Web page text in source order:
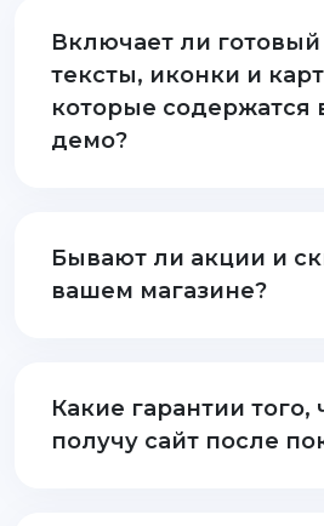
Включает ли готовый
тексты, иконки и
которые содержатся
демо?
Бывают ли акции и
вашем магазине?
Какие гарантии того,
получу сайт после